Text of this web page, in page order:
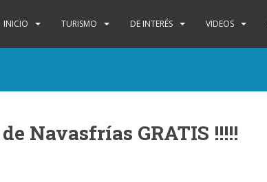
INICIO TURISMO DE INTERÉS VIDEOS
Navasfrías GRATIS !!!!!